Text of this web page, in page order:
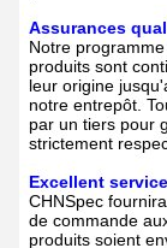
Assurances
Notre
produits sont
leur origine
notre entrepôt.
par un tiers pour
strictement
Excellent
CHNSpec
de commande
produits soient